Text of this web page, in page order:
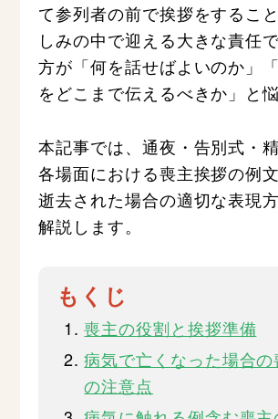
て参列者の前で挨拶をするこ
しみの中で迎える大きな責任
方が「何を話せばよいのか」
をどこまで伝えるべきか」と悩
本記事では、通夜・告別式・
各場面における喪主挨拶の例
逝去された場合の適切な表現
解説します。
もくじ
喪主の役割と挨拶準備
病気で亡くなった場合
の注意点